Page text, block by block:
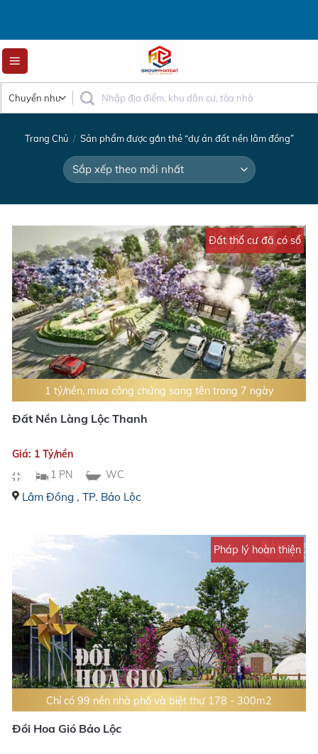
content
Trang Chủ / Sản phẩm được gắn thẻ “dự án đất nền lâm đồng”
Đất thổ cư đã có sổ
1 tỷ/nền, mua công chứng sang tên trong 7 ngày
Đất Nền Làng Lộc Thanh
Giá: 1 Tỷ/nền
1 PN
WC
Lâm Đồng , TP. Bảo Lộc
Pháp lý hoàn thiện
Chỉ có 99 nền nhà phố và biệt thự 178 - 300m2
Đồi Hoa Gió Bảo Lộc